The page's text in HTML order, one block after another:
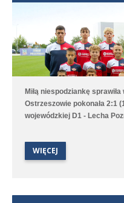
Miłą niespodziankę
Ostrzeszowie pokonała 2:1
wojewódzkiej D1 - Lecha
pierwsi objęli prowadzenie
zespół przegrał na
gola dla Polonii strzelił Bruno
WIĘCEJ